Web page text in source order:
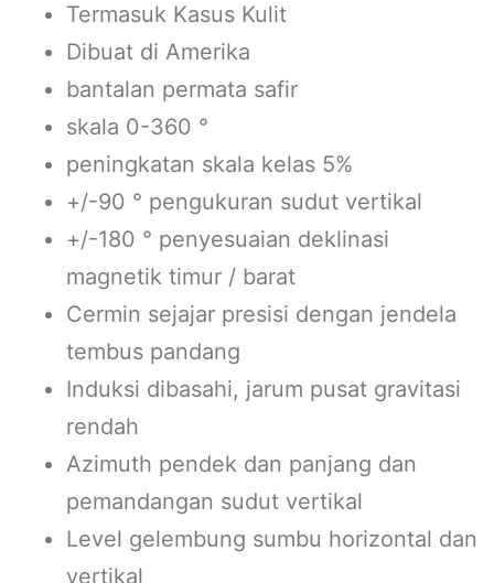
Termasuk Kasus Kulit
Dibuat di Amerika
bantalan permata safir
skala 0-360 °
peningkatan skala kelas 5%
+/-90 ° pengukuran sudut vertikal
+/-180 ° penyesuaian deklinasi
magnetik timur / barat
Cermin sejajar presisi dengan jendela
tembus pandang
Induksi dibasahi, jarum pusat gravitasi
rendah
Azimuth pendek dan panjang dan
pemandangan sudut vertikal
Level gelembung sumbu horizontal dan
vertikal